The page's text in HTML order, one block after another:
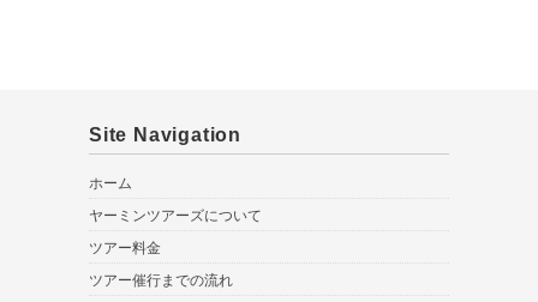
Site Navigation
ホーム
ヤーミンツアーズについて
ツアー料金
ツアー催行までの流れ